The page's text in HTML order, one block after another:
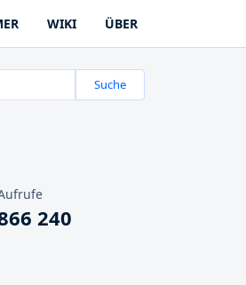
WIKI ÜBER
Suche
240